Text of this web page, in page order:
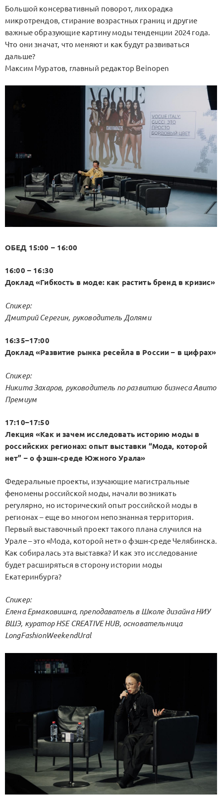
Большой консервативный поворот, лихорадка
микротрендов, стирание возрастных границ и другие
важные образующие картину моды тенденции 2024 года.
Что они значат, что меняют и как будут развиваться
дальше?
Максим Муратов, главный редактор Beinopen
ОБЕД 15:00 – 16:00
16:00 – 16:30
Доклад «Гибкость в моде: как растить бренд в кризис»
Спикер:
Дмитрий Серегин, руководитель Долями
16:35–17:00
Доклад «Развитие рынка ресейла в России – в цифрах»
Спикер:
Никита Захаров, руководитель по развитию бизнеса Авито
Премиум
17:10–17:50
Лекция «Как и зачем исследовать историю моды в
российских регионах: опыт выставки “Мода, которой
нет” – о фэшн-среде Южного Урала»
Федеральные проекты, изучающие магистральные
феномены российской моды, начали возникать
регулярно, но исторический опыт российской моды в
регионах – еще во многом непознанная территория.
Первый выставочный проект такого плана случился на
Урале – это «Мода, которой нет» о фэшн-среде Челябинска.
Как собиралась эта выставка? И как это исследование
будет расширяться в сторону истории моды
Екатеринбурга?
Спикер:
Елена Ермаковишна, преподаватель в Школе дизайна НИУ
ВШЭ, куратор HSE CREATIVE HUB, основательница
LongFashionWeekendUral